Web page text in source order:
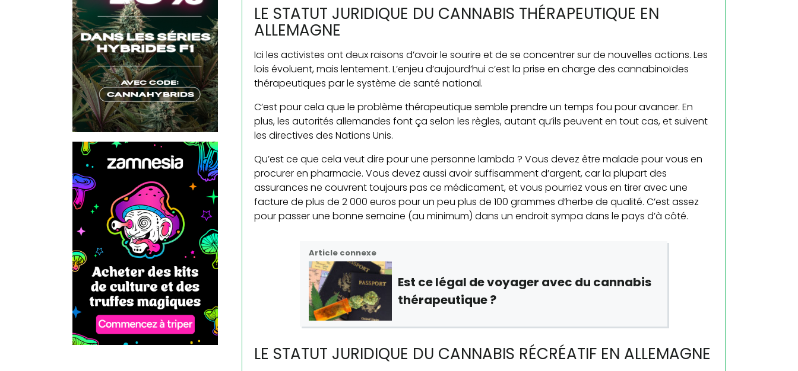
LE STATUT JURIDIQUE DU CANNABIS THÉRAPEUTIQUE EN
ALLEMAGNE
Ici les activistes ont deux raisons d’avoir le sourire et de se concentrer sur de nouvelles actions. Les
lois évoluent, mais lentement. L’enjeu d’aujourd’hui c’est la prise en charge des cannabinoïdes
thérapeutiques par le système de santé national.
C’est pour cela que le problème thérapeutique semble prendre un temps fou pour avancer. En
plus, les autorités allemandes font ça selon les règles, autant qu’ils peuvent en tout cas, et suivent
les directives des Nations Unis.
Qu’est ce que cela veut dire pour une personne lambda ? Vous devez être malade pour vous en
procurer en pharmacie. Vous devez aussi avoir suffisamment d’argent, car la plupart des
assurances ne couvrent toujours pas ce médicament, et vous pourriez vous en tirer avec une
facture de plus de 2 000 euros pour un peu plus de 100 grammes d’herbe de qualité. C’est assez
pour passer une bonne semaine (au minimum) dans un endroit sympa dans le pays d’à côté.
Article connexe
Est ce légal de voyager avec du cannabis
thérapeutique ?
LE STATUT JURIDIQUE DU CANNABIS RÉCRÉATIF EN ALLEMAGNE